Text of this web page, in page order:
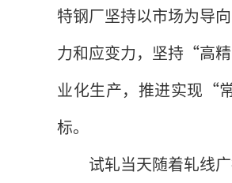
特钢厂坚持以市场为导
力和应变力，坚持“高
业化生产，推进实现“
标。
试轧当天随着轧线